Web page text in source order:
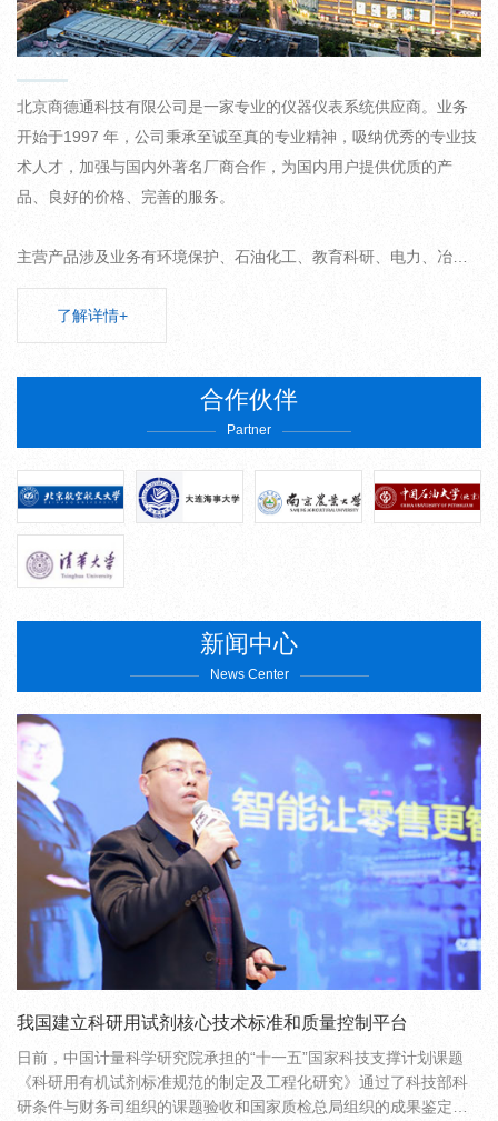
北京商德通科技有限公司是一家专业的仪器仪表系统供应商。业务
开始于1997 年，公司秉承至诚至真的专业精神，吸纳优秀的专业技
术人才，加强与国内外著名厂商合作，为国内用户提供优质的产
品、良好的价格、完善的服务。
主营产品涉及业务有环境保护、石油化工、教育科研、电力、冶
金、炼钢、煤炭、矿山、农业、卫生、防疫、电子、建筑等行业。
公司自主研发生产的有空气负离子浓度测定仪，及压力、物位、流
量、温度等工业控制仪表以及气体检测仪表。
我们承诺真诚地对待客户，尽可能满足客户的实际需求，是我们一
贯追求的目标。我们配有专业的技术服务工程师，专门提供全方位
的客户服务，包括产品咨询、用户培训、售后服务以及销售支持
等。北京商德通科技有限公司将禀承"为顾客创造价值"的一贯宗旨，
与您共创辉煌的明天...
了解详情+
合作伙伴
Partner
新闻中心
News Center
我国建立科研用试剂核心技术标准和质量控制平台
日前，中国计量科学研究院承担的“十一五”国家科技支撑计划课题
《科研用有机试剂标准规范的制定及工程化研究》通过了科技部科
研条件与财务司组织的课题验收和国家质检总局组织的成果鉴定。